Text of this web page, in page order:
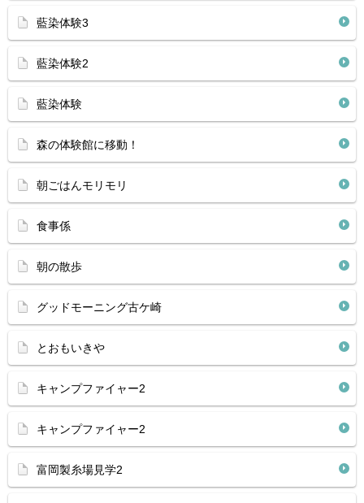
藍染体験3
藍染体験2
藍染体験
森の体験館に移動！
朝ごはんモリモリ
食事係
朝の散歩
グッドモーニング古ケ崎
とおもいきや
キャンプファイャー2
キャンプファイャー2
富岡製糸場見学2